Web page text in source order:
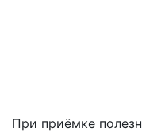
При приёмке